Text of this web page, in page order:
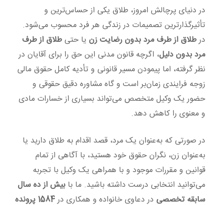
در دنیای پرچالش امروز، طلاق یکی از حساس‌ترین و
تأثیرگذارترین تصمیمات در زندگی هر فرد محسوب می‌شود.
درطلاق از طرف مرد بدون رضایت زن یا حتیطلاق از طرف
مرد بدون دلیل، اگرچه قانون مدنی این حق را برای آقایان در
نظر گرفته، اما پیمودن مسیر قانونی و تأدیه کامل حقوق مالی
زوجه فرایندی زمان‌بر است و گاه مشاوره دقیق حقوقی و
حضور یک وکیل متخصص می‌تواند بسیاری از خسارات مادی
و معنوی را کاهش دهد.
در صورتی که به‌عنوان یک مرد، قصد اقدام به طلاق دارید یا
به‌عنوان زن، نگران حقوق خود هستید، با آگاهی از تمام
قوانین و مقررات موجود و با همراهی یک وکیل با تجربه
می‌توانید انتخابی درست داشته باشید. ما با بیش از ده سال
سابقه تخصصی در دعاوی خانواده و همکاری در
1584 پرونده